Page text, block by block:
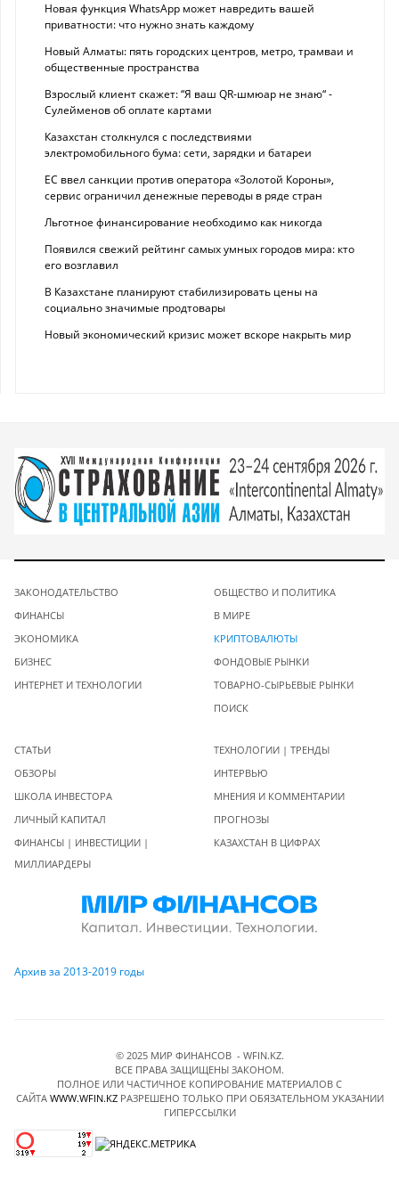
Новая функция WhatsApp может навредить вашей
приватности: что нужно знать каждому
Новый Алматы: пять городских центров, метро, трамваи и
общественные пространства
Взрослый клиент скажет: “Я ваш QR-шмюар не знаю“ -
Сулейменов об оплате картами
Казахстан столкнулся с последствиями
электромобильного бума: сети, зарядки и батареи
ЕС ввел санкции против оператора «Золотой Короны»,
сервис ограничил денежные переводы в ряде стран
Льготное финансирование необходимо как никогда
Появился свежий рейтинг самых умных городов мира: кто
его возглавил
В Казахстане планируют стабилизировать цены на
социально значимые продтовары
Новый экономический кризис может вскоре накрыть мир
ЗАКОНОДАТЕЛЬСТВО
ФИНАНСЫ
ЭКОНОМИКА
БИЗНЕС
ИНТЕРНЕТ И ТЕХНОЛОГИИ
ОБЩЕСТВО И ПОЛИТИКА
В МИРЕ
КРИПТОВАЛЮТЫ
ФОНДОВЫЕ РЫНКИ
ТОВАРНО-СЫРЬЕВЫЕ РЫНКИ
ПОИСК
СТАТЬИ
ОБЗОРЫ
ШКОЛА ИНВЕСТОРА
ЛИЧНЫЙ КАПИТАЛ
ФИНАНСЫ | ИНВЕСТИЦИИ |
МИЛЛИАРДЕРЫ
ТЕХНОЛОГИИ | ТРЕНДЫ
ИНТЕРВЬЮ
МНЕНИЯ И КОММЕНТАРИИ
ПРОГНОЗЫ
КАЗАХСТАН В ЦИФРАХ
Архив за 2013-2019 годы
© 2025 МИР ФИНАНСОВ - WFIN.KZ.
ВСЕ ПРАВА ЗАЩИЩЕНЫ ЗАКОНОМ.
ПОЛНОЕ ИЛИ ЧАСТИЧНОЕ КОПИРОВАНИЕ МАТЕРИАЛОВ C
САЙТА WWW.WFIN.KZРАЗРЕШЕНО ТОЛЬКО ПРИ ОБЯЗАТЕЛЬНОМ УКАЗАНИИ
ГИПЕРССЫЛКИ